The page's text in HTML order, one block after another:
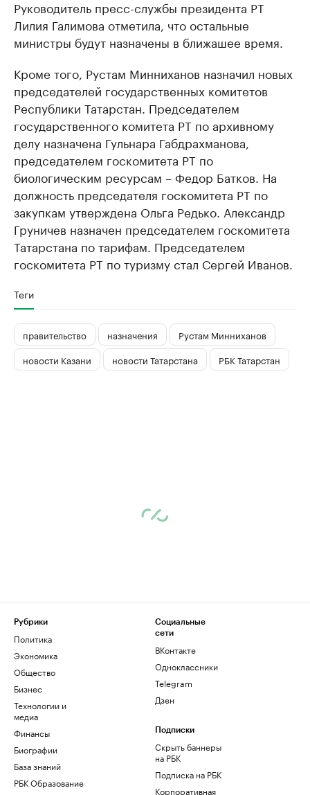
Руководитель пресс-службы президента РТ
Лилия Галимова отметила, что остальные
министры будут назначены в ближашее время.
Кроме того, Рустам Минниханов назначил новых
председателей государственных комитетов
Республики Татарстан. Председателем
государственного комитета РТ по архивному
делу назначена Гульнара Габдрахманова,
председателем госкомитета РТ по
биологическим ресурсам – Федор Батков. На
должность председателя госкомитета РТ по
закупкам утверждена Ольга Редько. Александр
Груничев назначен председателем госкомитета
Татарстана по тарифам. Председателем
госкомитета РТ по туризму стал Сергей Иванов.
Теги
правительство назначения
Рустам Минниханов
новости Казани
новости Татарстана РБК Татарстан
Рубрики
Политика
Экономика
Общество
Бизнес
Технологии и
медиа
Финансы
Биографии
База знаний
РБК Образование
Социальные
сети
ВКонтакте
Одноклассники
Telegram
Дзен
Подписки
Скрыть баннеры
на РБК
Подписка на РБК
Корпоративная